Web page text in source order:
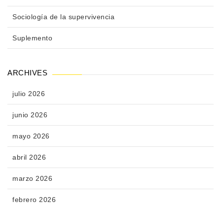
Sociología de la supervivencia
Suplemento
ARCHIVES
julio 2026
junio 2026
mayo 2026
abril 2026
marzo 2026
febrero 2026